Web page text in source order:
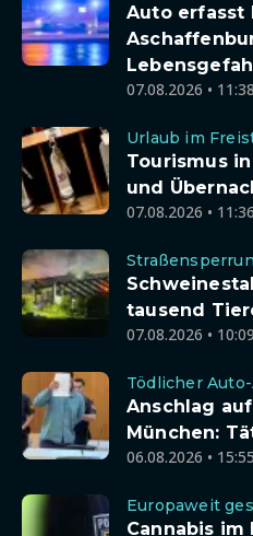
Auto erfasst
07.08.2026 •
Urlaub im
Tourismus
und
07.08.2026 •
tausend
07.08.2026 •
Tödlicher
Anschlag
München:
06.08.2026 •
Europaweit
Cannabis